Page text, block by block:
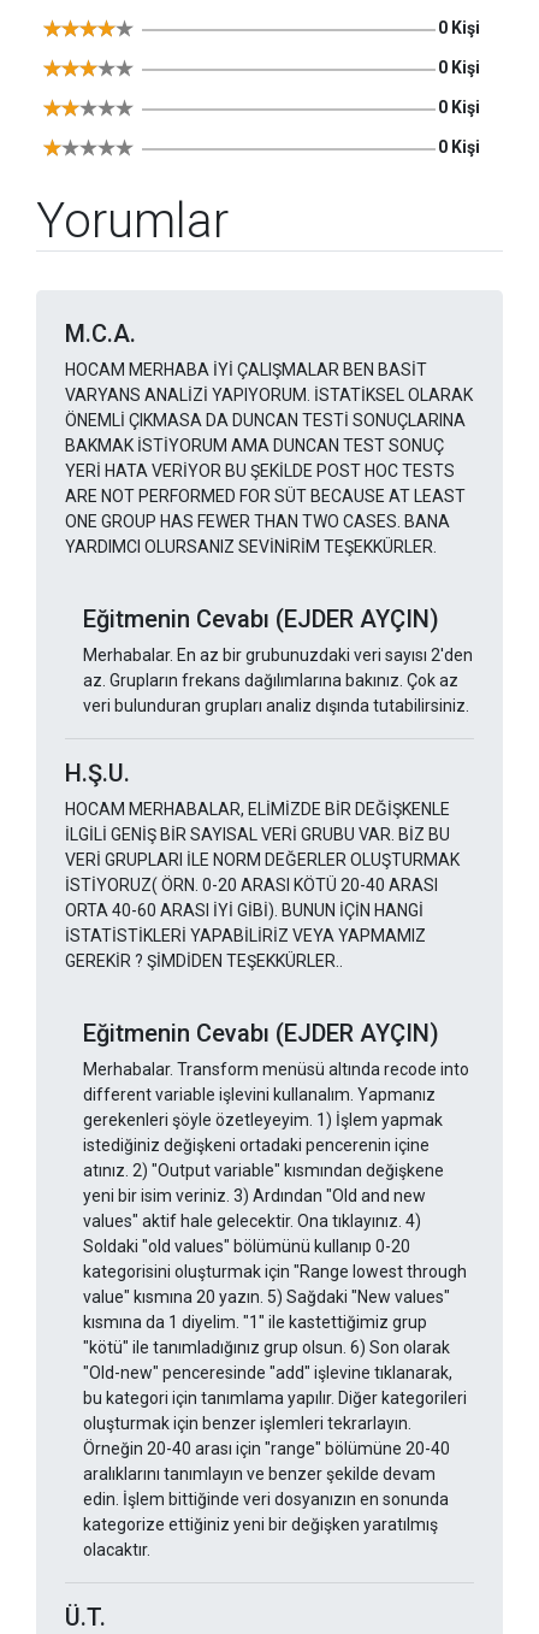
0 Kişi
0 Kişi
0 Kişi
0 Kişi
Yorumlar
M.C.A.
HOCAM MERHABA İYİ ÇALIŞMALAR BEN BASİT
VARYANS ANALİZİ YAPIYORUM. İSTATİKSEL OLARAK
ÖNEMLİ ÇIKMASA DA DUNCAN TESTİ SONUÇLARINA
BAKMAK İSTİYORUM AMA DUNCAN TEST SONUÇ
YERİ HATA VERİYOR BU ŞEKİLDE POST HOC TESTS
ARE NOT PERFORMED FOR SÜT BECAUSE AT LEAST
ONE GROUP HAS FEWER THAN TWO CASES. BANA
YARDIMCI OLURSANIZ SEVİNİRİM TEŞEKKÜRLER.
Eğitmenin Cevabı (EJDER AYÇIN)
Merhabalar. En az bir grubunuzdaki veri sayısı 2'den
az. Grupların frekans dağılımlarına bakınız. Çok az
veri bulunduran grupları analiz dışında tutabilirsiniz.
H.Ş.U.
HOCAM MERHABALAR, ELİMİZDE BİR DEĞİŞKENLE
İLGİLİ GENİŞ BİR SAYISAL VERİ GRUBU VAR. BİZ BU
VERİ GRUPLARI İLE NORM DEĞERLER OLUŞTURMAK
İSTİYORUZ( ÖRN. 0-20 ARASI KÖTÜ 20-40 ARASI
ORTA 40-60 ARASI İYİ GİBİ). BUNUN İÇİN HANGİ
İSTATİSTİKLERİ YAPABİLİRİZ VEYA YAPMAMIZ
GEREKİR ? ŞİMDİDEN TEŞEKKÜRLER..
Eğitmenin Cevabı (EJDER AYÇIN)
Merhabalar. Transform menüsü altında recode into
different variable işlevini kullanalım. Yapmanız
gerekenleri şöyle özetleyeyim. 1) İşlem yapmak
istediğiniz değişkeni ortadaki pencerenin içine
atınız. 2) "Output variable" kısmından değişkene
yeni bir isim veriniz. 3) Ardından "Old and new
values" aktif hale gelecektir. Ona tıklayınız. 4)
Soldaki "old values" bölümünü kullanıp 0-20
kategorisini oluşturmak için "Range lowest through
value" kısmına 20 yazın. 5) Sağdaki "New values"
kısmına da 1 diyelim. "1" ile kastettiğimiz grup
"kötü" ile tanımladığınız grup olsun. 6) Son olarak
"Old-new" penceresinde "add" işlevine tıklanarak,
bu kategori için tanımlama yapılır. Diğer kategorileri
oluşturmak için benzer işlemleri tekrarlayın.
Örneğin 20-40 arası için "range" bölümüne 20-40
aralıklarını tanımlayın ve benzer şekilde devam
edin. İşlem bittiğinde veri dosyanızın en sonunda
kategorize ettiğiniz yeni bir değişken yaratılmış
olacaktır.
Ü.T.